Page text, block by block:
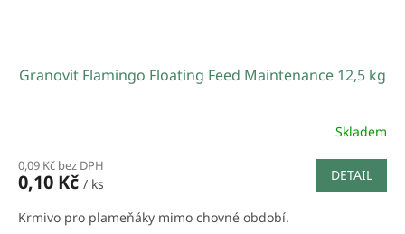
Granovit Flamingo Floating Feed Maintenance 12,5 kg
Skladem
0,09 Kč bez DPH
0,10 Kč / ks
DETAIL
Krmivo pro plameňáky mimo chovné období.